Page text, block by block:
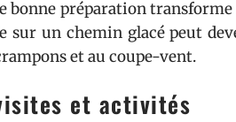
bonne préparation
sur un chemin glacé peut
et au coupe-vent.
et activités